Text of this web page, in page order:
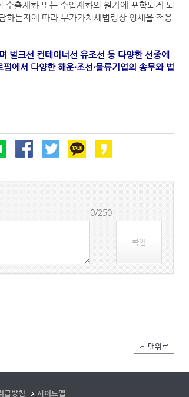
출재화 또는 수입재화의 원가에 포함되게 되
하는지에 따라 부가가치세법령상 영세율 적용
벌크선 컨테이너선 유조선 등 다양한 선종에
에서 다양한 해운·조선·물류기업의 송무와 법
0/250
확인
급방침 사이트맵